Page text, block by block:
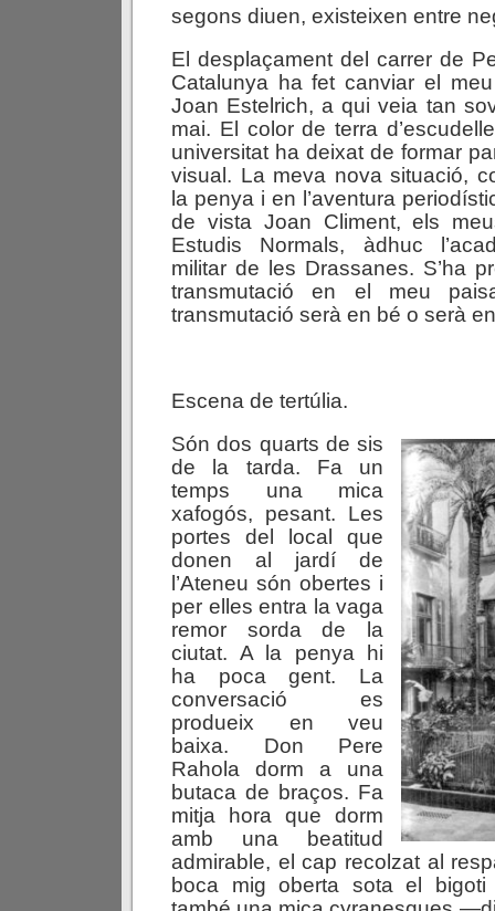
segons diuen, existeixen entre
El desplaçament del carrer de
Catalunya ha fet canviar el
Joan Estelrich, a qui veia tan
mai. El color de terra
universitat ha deixat de formar
visual. La meva nova situació,
la penya i en l’aventura
de vista Joan Climent, els
Estudis Normals, àdhuc
militar de les Drassanes. S’ha
transmutació en el meu
transmutació serà en bé o serà
Escena de tertúlia.
Són dos quarts de sis
de la tarda. Fa un
temps una mica
xafogós, pesant. Les
portes del local que
donen al jardí de
l’Ateneu són obertes i
per elles entra la vaga
remor sorda de la
ciutat. A la penya hi
ha poca gent. La
conversació es
produeix en veu
baixa. Don Pere
Rahola dorm a una
butaca de braços. Fa
mitja hora que dorm
amb una beatitud
admirable, el cap recolzat al
boca mig oberta sota el